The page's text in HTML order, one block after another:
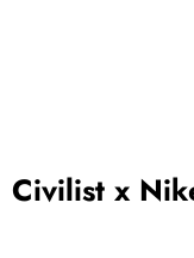
Civilist x